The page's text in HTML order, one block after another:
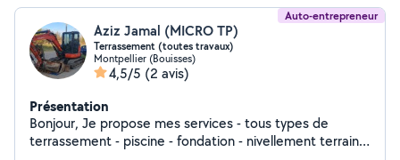
Auto-entrepreneur
Aziz Jamal (MICRO TP)
Terrassement (toutes travaux)
Montpellier (Bouisses)
4,5/5 (2 avis)
Présentation
Bonjour, Je propose mes services - tous types de
terrassement - piscine - fondation - nivellement terrain -